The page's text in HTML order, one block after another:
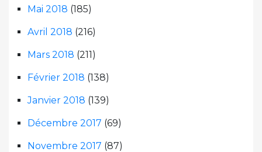
Mai 2018 (185)
Avril 2018 (216)
Mars 2018 (211)
Février 2018 (138)
Janvier 2018 (139)
Décembre 2017 (69)
Novembre 2017 (87)